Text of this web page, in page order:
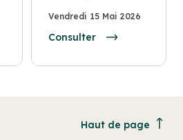
Vendredi 15 Mai 2026
Consulter
Haut de page